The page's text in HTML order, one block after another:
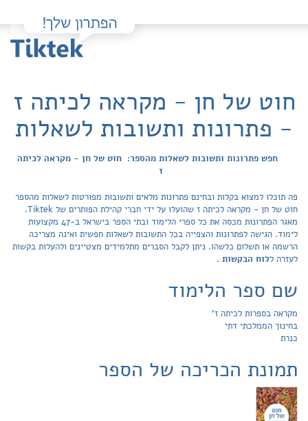
חוט של חן - מקראה לכיתה ז
- פתרונות ותשובות לשאלות
חפש פתרונות ותשובות לשאלות מהספר: חוט של חן - מקראה לכיתה
ז
פה תוכלו למצוא בקלות ובחינם פתרונות מלאים ותשובות מפורטות לשאלות מהספר
חוט של חן - מקראה לכיתה ז שהועלו על ידי חברי קהילת הפותרים של Tiktek.
מאגר הפתרונות מכסה את כל ספרי הלימוד ובתי הספר בישראל ב-47 מקצועות
לימוד. הגישה לפתרונות והצפייה בכל התשובות לשאלות חפשית ואינה מצריכה
הרשמה או תשלום כלשהו. ניתן לקבל הסברים מתלמידים מצטיינים ולהעלות בקשות
לעזרה ללוח הבקשות .
שם ספר הלימוד
מקראה בספרות לכיתה ז'
בחינוך הממלכתי דתי
כנרת
תמונת הכריכה של הספר